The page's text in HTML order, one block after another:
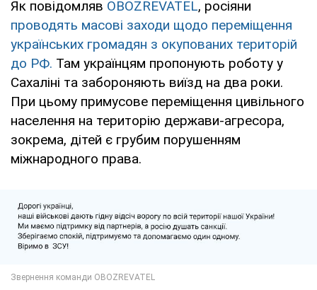
Як повідомляв OBOZREVATEL, росіяни
проводять масові заходи щодо переміщення
українських громадян з окупованих територій
до РФ. Там українцям пропонують роботу у
Сахаліні та забороняють виїзд на два роки.
При цьому примусове переміщення цивільного
населення на територію держави-агресора,
зокрема, дітей є грубим порушенням
міжнародного права.